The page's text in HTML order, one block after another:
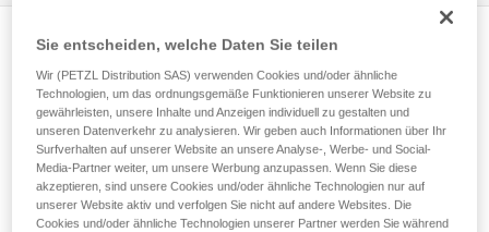
Wichtige Informationen zum Thema
Karabiner
Sie entscheiden, welche Daten Sie teilen
Wir (PETZL Distribution SAS) verwenden Cookies und/oder ähnliche
Technologien, um das ordnungsgemäße Funktionieren unserer Website zu
gewährleisten, unsere Inhalte und Anzeigen individuell zu gestalten und
unseren Datenverkehr zu analysieren. Wir geben auch Informationen über Ihr
Surfverhalten auf unserer Website an unsere Analyse-, Werbe- und Social-
Media-Partner weiter, um unsere Werbung anzupassen. Wenn Sie diese
akzeptieren, sind unsere Cookies und/oder ähnliche Technologien nur auf
unserer Website aktiv und verfolgen Sie nicht auf andere Websites. Die
Cookies und/oder ähnliche Technologien unserer Partner werden Sie während